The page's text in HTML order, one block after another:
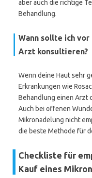
aber auch die richtige
Behandlung.
Wann sollte ich
Arzt konsultieren?
Wenn deine Haut sehr
Erkrankungen wie
Behandlung einen Arzt
Auch bei offenen
Mikronadelung nicht
die beste Methode für
Checkliste für
Kauf eines